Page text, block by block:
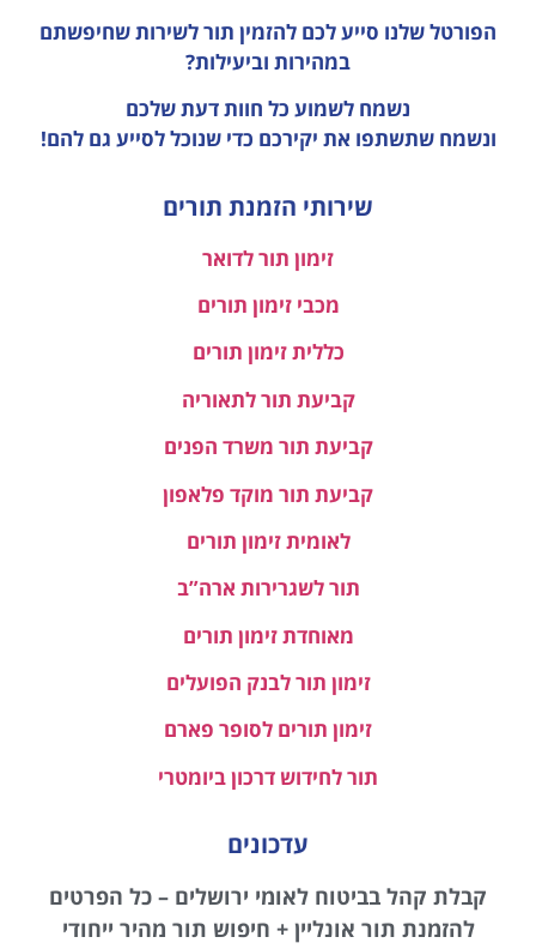
הפורטל שלנו סייע לכם להזמין תור לשירות שחיפשתם
במהירות וביעילות?
נשמח לשמוע כל חוות דעתשלכם
ונשמח שתשתפו את יקירכם כדי שנוכל לסייע גם להם!
שירותי הזמנת תורים
זימון תור לדואר
מכבי זימון תורים
כללית זימון תורים
קביעת תור לתאוריה
קביעת תור משרד הפנים
קביעת תור מוקד פלאפון
לאומית זימון תורים
תור לשגרירות ארה”ב
מאוחדת זימון תורים
זימון תור לבנק הפועלים
זימון תורים לסופר פארם
תור לחידוש דרכון ביומטרי
עדכונים
קבלת קהל בביטוח לאומי ירושלים – כל הפרטים
להזמנת תור אונליין + חיפוש תור מהיר ייחודי